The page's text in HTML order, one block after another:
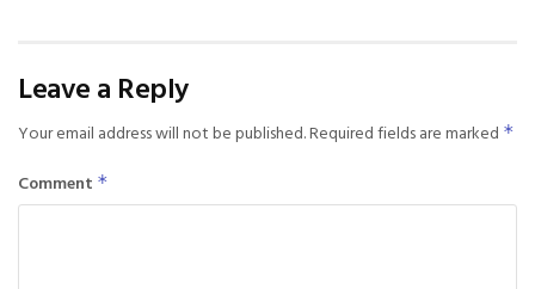
Leave a Reply
Your email address will not be published.Required fields are marked *
Comment *